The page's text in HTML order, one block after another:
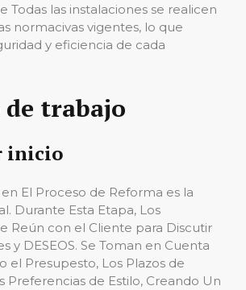
Todas las instalaciones se realicen
normacivas vigentes, lo que
y eficiencia de cada
de trabajo
inicio
El Proceso de Reforma es la
Durante Esta Etapa, Los
Reún con el Cliente para Discutir
y DESEOS. Se Toman en Cuenta
el Presupesto, Los Plazos de
Preferencias de Estilo, Creando Un